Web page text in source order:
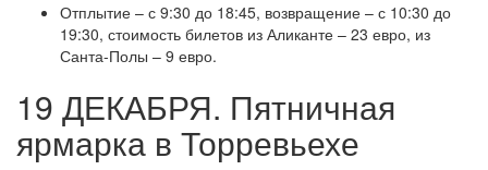
Отплытие – с 9:30 до 18:45, возвращение – с 10:30 до
19:30, стоимость билетов из Аликанте – 23 евро, из
Санта-Полы – 9 евро.
19 ДЕКАБРЯ. Пятничная
ярмарка в Торревьехе